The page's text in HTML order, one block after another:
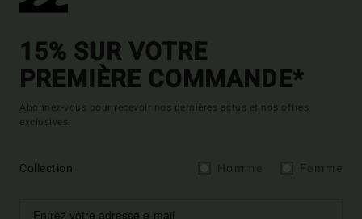
15% SUR VOTRE
PREMIÈRE COMMANDE*
Abonnez-vous pour recevoir nos dernières actus et nos offres
exclusives.
Collection